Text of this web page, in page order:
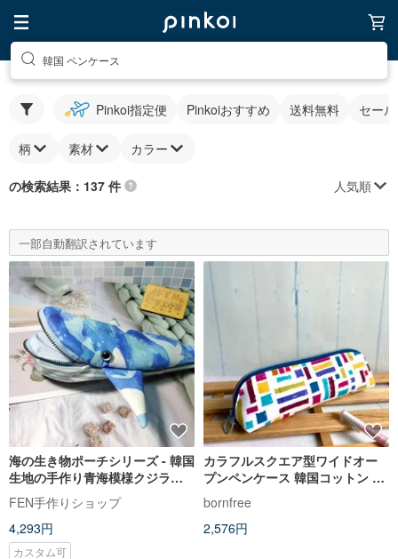
韓国 ペンケース
Pinkoi指定便 Pinkoiおすすめ 送料無料 セー
柄 素材 カラー
の検索結果：137 件 人気順
一部自動翻訳されています
海の生き物ポーチシリーズ - 韓国
生地の手作り青海模様クジラペ
ンケース - クジラ型ペンケース
FEN手作りショップ
4,293円
カスタム可
カラフルスクエア型ワイドオー
プンペンケース 韓国コットン 大
容量 収納しやすい 卒業祝い 新学
期 誕生日 プレゼント交換
bornfree
2,576円